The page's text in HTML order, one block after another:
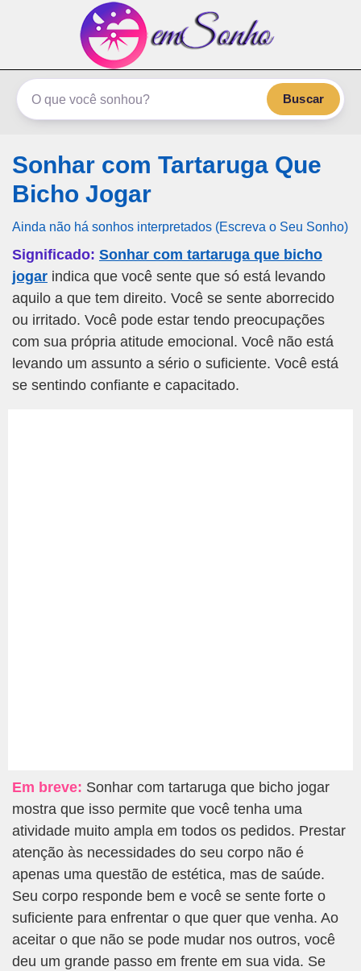
emSonho.com
Os sonhos significam mais
Buscar
Sonhar com Tartaruga Que
Bicho Jogar
Ainda não há sonhos interpretados (Escreva o Seu Sonho)
Significado: Sonhar com tartaruga que bicho
jogar indica que você sente que só está levando
aquilo a que tem direito. Você se sente aborrecido
ou irritado. Você pode estar tendo preocupações
com sua própria atitude emocional. Você não está
levando um assunto a sério o suficiente. Você está
se sentindo confiante e capacitado.
Em breve: Sonhar com tartaruga que bicho jogar
mostra que isso permite que você tenha uma
atividade muito ampla em todos os pedidos. Prestar
atenção às necessidades do seu corpo não é
apenas uma questão de estética, mas de saúde.
Seu corpo responde bem e você se sente forte o
suficiente para enfrentar o que quer que venha. Ao
aceitar o que não se pode mudar nos outros, você
deu um grande passo em frente em sua vida. Se